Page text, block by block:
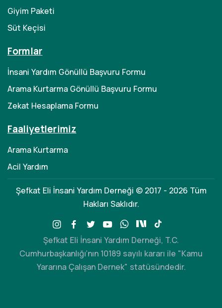
Giyim Paketi
Süt Keçisi
Formlar
İnsani Yardım Gönüllü Başvuru Formu
Arama Kurtarma Gönüllü Başvuru Formu
Zekat Hesaplama Formu
Faaliyetlerimiz
Arama Kurtarma
Acil Yardım
Şefkat Eli İnsani Yardım Derneği © 2017 - 2026 Tüm
Hakları Saklıdır.
Şefkat Eli İnsani Yardım Derneği, T.C.
Cumhurbaşkanlığı’nın 10189 sayılı kararı ile "Kamu
Yararına Çalışan Dernek" statüsündedir.